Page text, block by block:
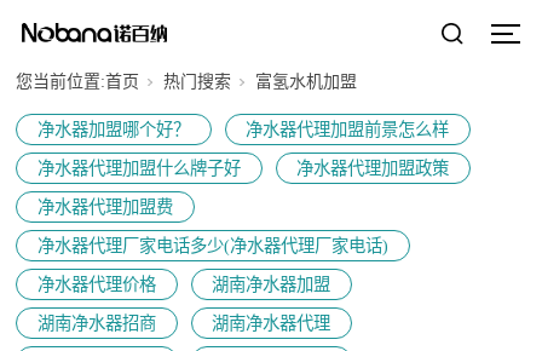
您当前位置:首页 热门搜索 富氢水机加盟
净水器加盟哪个好？
净水器代理加盟前景怎么样
净水器代理加盟什么牌子好
净水器代理加盟政策
净水器代理加盟费
净水器代理厂家电话多少(净水器代理厂家电话)
净水器代理价格
湖南净水器加盟
湖南净水器招商
湖南净水器代理